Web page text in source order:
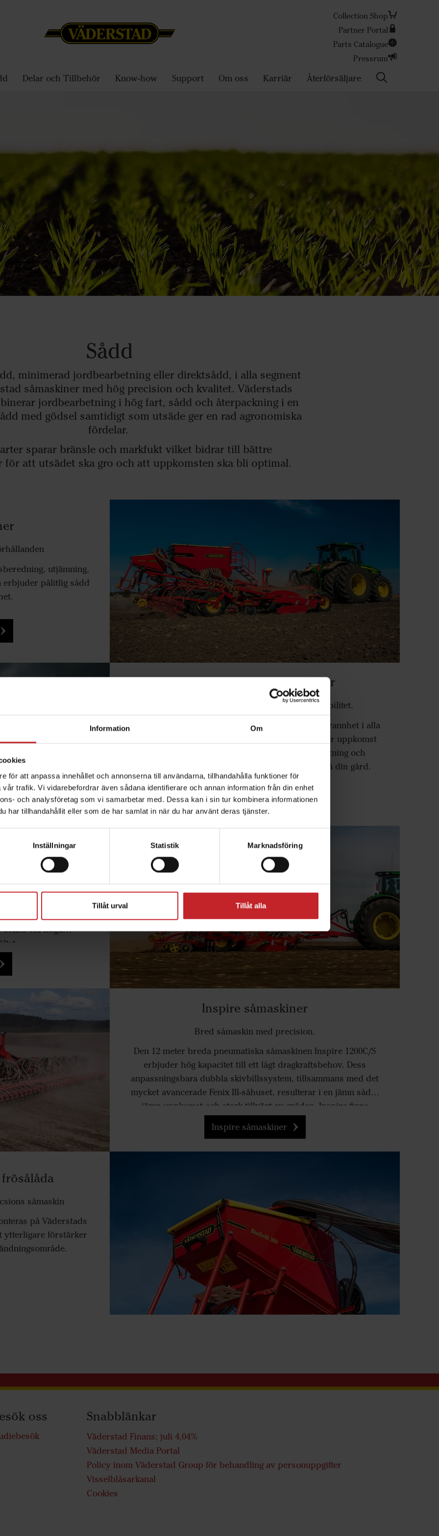
Information Om
för att anpassa innehållet och annonserna till användarna, tillhandahålla funktioner för
trafik. Vi vidarebefordrar även sådana identifierare och annan information från din enhet
och analysföretag som vi samarbetar med. Dessa kan i sin tur kombinera informationen
har tillhandahållit eller som de har samlat in när du har använt deras tjänster.
Inställningar Statistik Marknadsföring
Tillåt urval Tillåt alla
Collection Shop
Partner Portal
Parts Catalogue
Pressrum
Delar och Tillbehör Know-how Support Om oss Karriär Återförsäljare
Sådd
minimerad jordbearbetning eller direktsådd, i alla segment
såmaskiner med hög precision och kvalitet. Väderstads
jordbearbetning i hög fart, sådd och återpackning i en
med gödsel samtidigt som utsäde ger en rad agronomiska
fördelar.
sparar bränsle och markfukt vilket bidrar till bättre
att utsädet ska gro och att uppkomsten ska bli optimal.
utjämning,
erbjuder pålitlig sådd
Seed Hawk direktsåmaskiner
Att kombinera precision, kapacitet och flexibilitet.
Väderstad Seed Hawk levererar oöverträffad noggrannhet i alla
odlingsförhållanden. Resultatet är snabb och säker uppkomst
av grödan, bättre kärnkvalitet och högre avkastning och
därmed en bättre avkastning på investeringen på din gård.
Seed Hawk direktsåmaskiner
utjämning,
tillpackning i en
en imponerande
vid höga
Inspire såmaskiner
Bred såmaskin med precision.
Den 12 meter breda pneumatiska såmaskinen Inspire 1200C/S
erbjuder hög kapacitet till ett lågt dragkraftsbehov. Dess
anpassningsbara dubbla skivbillssystem, tillsammans med det
mycket avancerade Fenix ​​III-såhuset, resulterar i en jämn sådd,
jämn uppkomst och stark tillväxt av grödan. Inspire finns
gödning i samma såbill - en mixmodell.
Inspire såmaskiner
såmaskin
på Väderstads
ytterligare förstärker
oss Snabblänkar
Väderstad Finans; juli 4,04%
Väderstad Media Portal
Policy inom Väderstad Group för behandling av personuppgifter
Visselblåsarkanal
Cookies